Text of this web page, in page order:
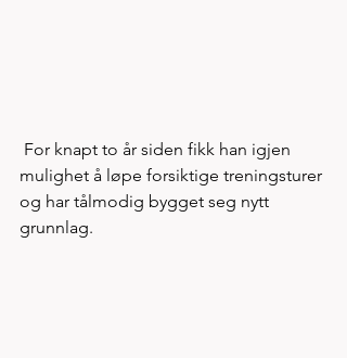
mulighet å løpe forsiktige treningsturer
og har tålmodig bygget seg nytt
grunnlag.